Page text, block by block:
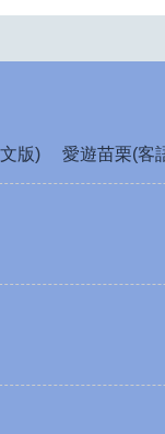
版) 愛遊苗栗(客